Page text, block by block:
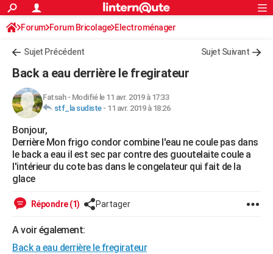
ACTUALITÉS
Politique
Société
Faits Divers
Education
Monde
Villes
+
FINANCE
Retraite
Impôts
Epargne
Immobilier
Risques naturels par ville
Banque
Assurance
Crédit
AUTO
Essais
Réserver un essai
Citadines
Berlines
SUV
Forum auto
+HIGH-TECH
Mobiles
Meilleur smartphone
Internet
Ordinateurs
Jeux vidéo
Guide high-tech
+BRICOLAGE
Forum
Aménagement intérieur
Extérieur
Cuisine
Salle de bains
Jardinage
Rangement
Guides de France
Escapades
Patrimoine
Expositions
Musées
Week-end nature
Art de vivre
Bien-être
Loisirs
Mode
Modes de vie
S'inscrire
Connexion
Forum Forum Bricolage Electroménager
Sujet Précédent Sujet Suivant
Back a eau derrière le fregirateur
Fatsah- Modifié le 11 avr. 2019 à 17:33
stf_la sudiste- 11 avr. 2019 à 18:26
Bonjour,
Derrière Mon frigo condor combine l'eau ne coule pas dans
le back a eau il est sec par contre des guoutelaite coule a
l'intérieur du cote bas dans le congelateur qui fait de la
glace
Répondre (1) Partager
A voir également:
Back a eau derrière le fregirateur